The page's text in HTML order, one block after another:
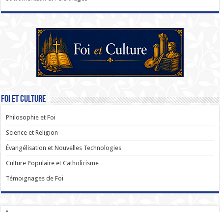
Foi et Culture
Philosophie et Foi
Science et Religion
Évangélisation et Nouvelles Technologies
Culture Populaire et Catholicisme
Témoignages de Foi